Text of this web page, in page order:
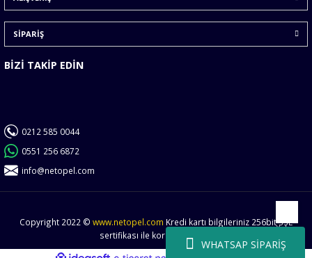
WHATSAP SİPARİŞ
SİPARİŞ
BİZİ TAKİP EDİN
0212 585 0044
0551 256 6872
info@netopel.com
Copyright 2022 © www.netopel.com Kredi kartı bilgileriniz 256bit SSL
sertifikası ile korunmaktadır.
Yukarı